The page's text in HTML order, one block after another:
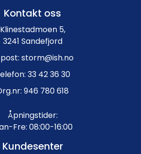
Kontakt oss
Klinestadmoen 5,
3241 Sandefjord
storm@ish.no
33 42 36 30
946 780 618
Åpningstider:
Fre: 08:00-16:00
Kundesenter